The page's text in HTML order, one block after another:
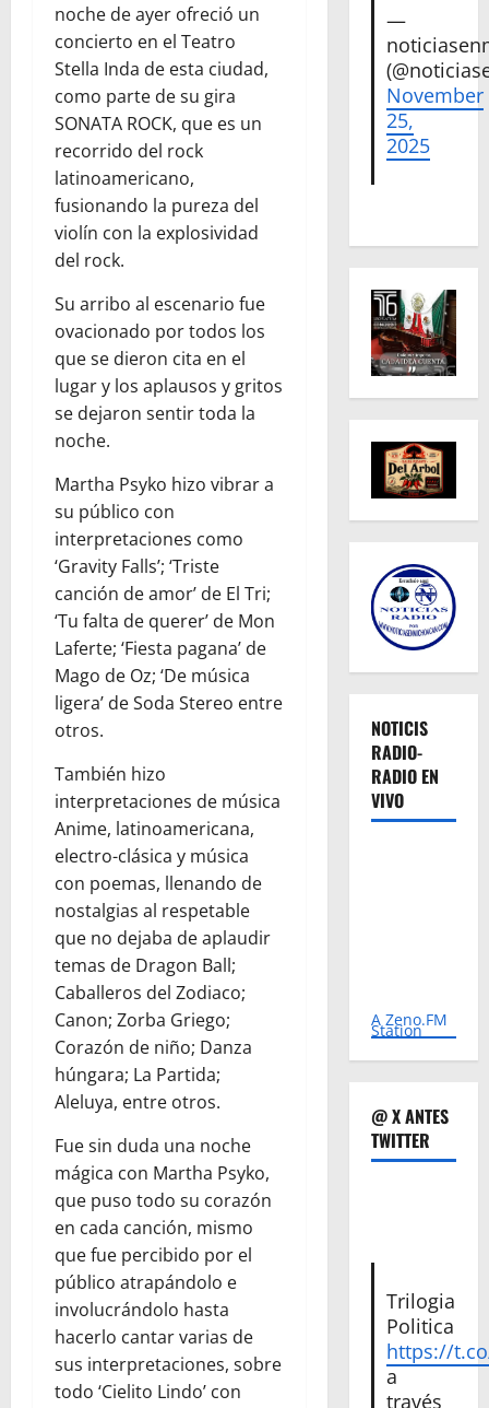
noche de ayer ofreció un
concierto en el Teatro
Stella Inda de esta ciudad,
como parte de su gira
SONATA ROCK, que es un
recorrido del rock
latinoamericano,
fusionando la pureza del
violín con la explosividad
del rock.
Su arribo al escenario fue
ovacionado por todos los
que se dieron cita en el
lugar y los aplausos y gritos
se dejaron sentir toda la
noche.
Martha Psyko hizo vibrar a
su público con
interpretaciones como
‘Gravity Falls’; ‘Triste
canción de amor’ de El Tri;
‘Tu falta de querer’ de Mon
Laferte; ‘Fiesta pagana’ de
Mago de Oz; ‘De música
ligera’ de Soda Stereo entre
otros.
También hizo
interpretaciones de música
Anime, latinoamericana,
electro-clásica y música
con poemas, llenando de
nostalgias al respetable
que no dejaba de aplaudir
temas de Dragon Ball;
Caballeros del Zodiaco;
Canon; Zorba Griego;
Corazón de niño; Danza
húngara; La Partida;
Aleluya, entre otros.
Fue sin duda una noche
mágica con Martha Psyko,
que puso todo su corazón
en cada canción, mismo
que fue percibido por el
público atrapándolo e
involucrándolo hasta
hacerlo cantar varias de
sus interpretaciones, sobre
todo ‘Cielito Lindo’ con
—
November
25,
2025
NOTICIS
RADIO-
RADIO EN
VIVO
A Zeno.FM
Station
@ X ANTES
TWITTER
Trilogia
Politica
https://
a
través